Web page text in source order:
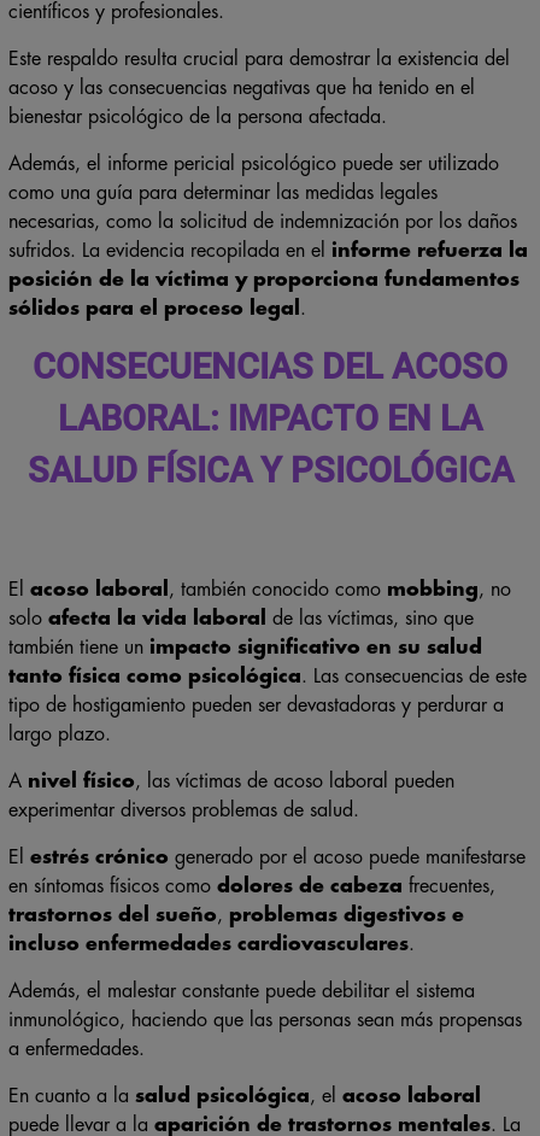
científicos y profesionales.
Este respaldo resulta crucial para demostrar la existencia del
acoso y las consecuencias negativas que ha tenido en el
bienestar psicológico de la persona afectada.
Además, el informe pericial psicológico puede ser utilizado
como una guía para determinar las medidas legales
necesarias, como la solicitud de indemnización por los daños
sufridos. La evidencia recopilada en el informe refuerza la
posición de la víctima y proporciona fundamentos
sólidos para el proceso legal .
CONSECUENCIAS DEL ACOSO
LABORAL: IMPACTO EN LA
SALUD FÍSICA Y PSICOLÓGICA
El acoso laboral , también conocido como mobbing, no
solo afecta la vida laboral
de las víctimas, sino que
también tiene un impacto significativo en su salud
tanto física como psicológica. Las consecuencias de este
tipo de hostigamiento pueden ser devastadoras y perdurar a
largo plazo.
A nivel físico, las víctimas de acoso laboral pueden
experimentar diversos problemas de salud.
El estrés crónico generado por el acoso puede manifestarse
en síntomas físicos como dolores de cabeza frecuentes,
trastornos del sueño, problemas digestivos e
incluso enfermedades cardiovasculares.
Además, el malestar constante puede debilitar el sistema
inmunológico, haciendo que las personas sean más propensas
a enfermedades.
En cuanto a la salud psicológica, el acoso laboral
puede llevar a la aparición de trastornos mentales. La